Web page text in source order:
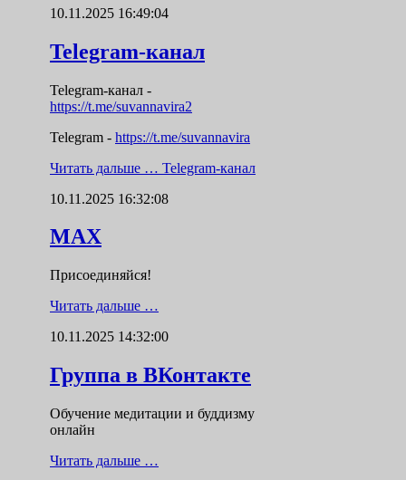
10.11.2025 16:49:04
Telegram-канал
Telegram-канал -
https://t.me/suvannavira2
Telegram - https://t.me/suvannavira
Читать дальше … Telegram-канал
10.11.2025 16:32:08
MAX
Присоединяйся!
Читать дальше …
10.11.2025 14:32:00
Группа в ВКонтакте
Обучение медитации и буддизму
онлайн
Читать дальше …